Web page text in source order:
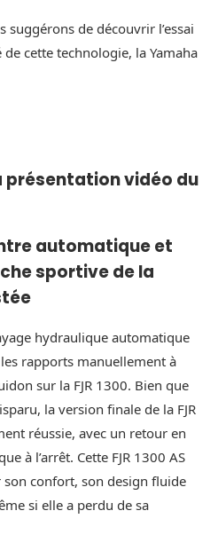
suggérons de découvrir l’essai
cette technologie, la Yamaha
présentation vidéo du
automatique et
sportive de la
hydraulique automatique
rapports manuellement à
sur la FJR 1300. Bien que
la version finale de la FJR
réussie, avec un retour en
à l’arrêt. Cette FJR 1300 AS
confort, son design fluide
si elle a perdu de sa